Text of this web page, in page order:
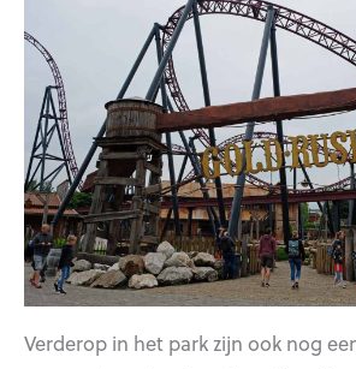
Verderop in het park zijn ook nog